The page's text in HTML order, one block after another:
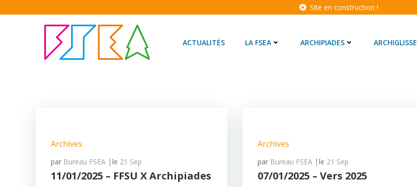
au
Site en construction !
ACTUALITÉS LA FSEA ARCHIPIADES ARCHIGLISSE
Archives
par Bureau FSEA | le 21 Sep
11/01/2025 – FFSU X Archipiades
Archives
par Bureau FSEA | le 21 Sep
07/01/2025 – Vers 2025